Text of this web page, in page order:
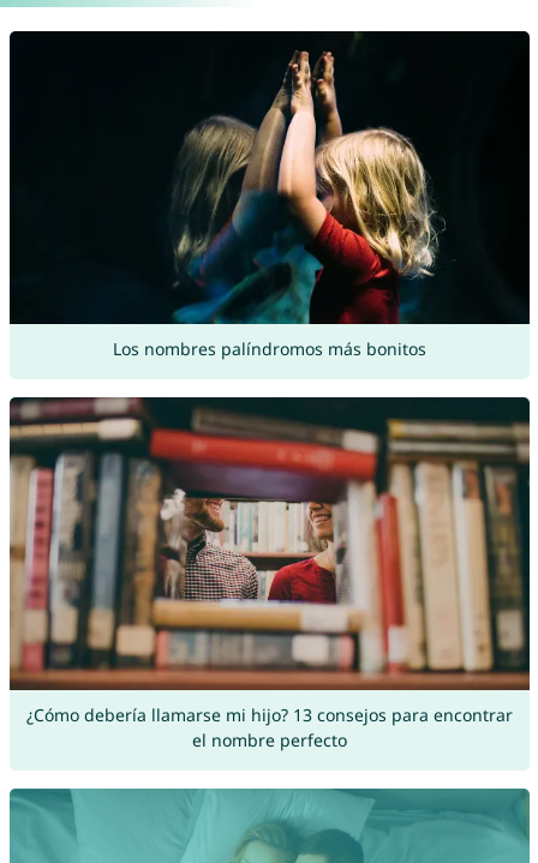
Los nombres palíndromos más bonitos
¿Cómo debería llamarse mi hijo? 13 consejos para encontrar
el nombre perfecto